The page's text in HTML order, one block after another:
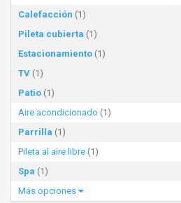
Calefacción (1)
Pileta cubierta (1)
Estacionamiento (1)
TV (1)
Patio (1)
Aire acondicionado (1)
Parrilla (1)
Pileta al aire libre (1)
Spa (1)
Más opciones